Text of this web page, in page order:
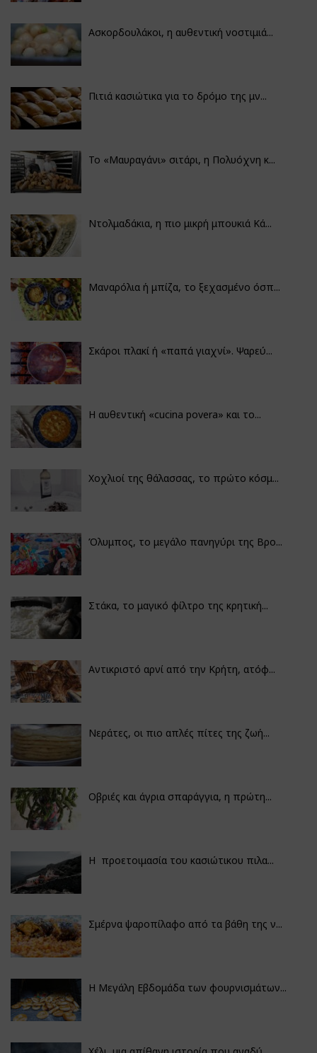
Ασκορδουλάκοι, η αυθεντική νοστιμιά...
Πιτιά κασιώτικα για το δρόμο της μν...
Το «Μαυραγάνι» σιτάρι, η Πολυόχνη κ...
Ντολμαδάκια, η πιο μικρή μπουκιά Κά...
Μαναρόλια ή μπίζα, το ξεχασμένο όσπ...
Σκάροι πλακί ή «παπά γιαχνί». Ψαρεύ...
Η αυθεντική «cucina povera» και το...
Χοχλιοί της θάλασσας, το πρώτο κόσμ...
Όλυμπος, το μεγάλο πανηγύρι της Βρο...
Στάκα, το μαγικό φίλτρο της κρητική...
Αντικριστό αρνί από την Κρήτη, ατόφ...
Νεράτες, οι πιο απλές πίτες της ζωή...
Οβριές και άγρια σπαράγγια, η πρώτη...
Η προετοιμασία του κασιώτικου πιλα...
Σμέρνα ψαροπίλαφο από τα βάθη της ν...
Η Μεγάλη Εβδομάδα των φουρνισμάτων...